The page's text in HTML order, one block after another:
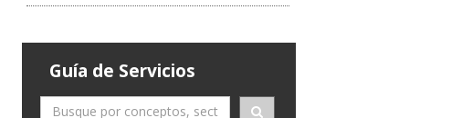
Guía de Servicios